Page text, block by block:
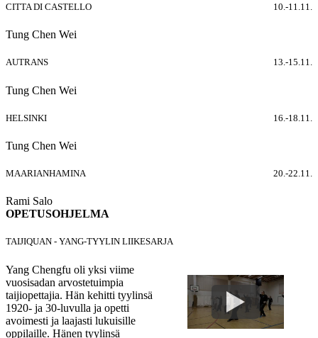
CITTA DI CASTELLO 10.-11.11.
Tung Chen Wei
AUTRANS 13.-15.11.
Tung Chen Wei
HELSINKI 16.-18.11.
Tung Chen Wei
MAARIANHAMINA 20.-22.11.
Rami Salo
OPETUSOHJELMA
TAIJIQUAN - YANG-TYYLIN LIIKESARJA
Yang Chengfu oli yksi viime
vuosisadan arvostetuimpia
taijiopettajia. Hän kehitti tyylinsä
1920- ja 30-luvulla ja opetti
avoimesti ja laajasti lukuisille
oppilaille. Hänen tyylinsä